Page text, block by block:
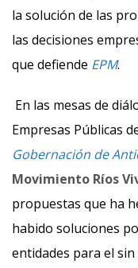
la solución de las
las decisiones
que defiende EPM.
En las mesas de
Empresas Públicas
Gobernación de
Movimiento Ríos
propuestas que ha
habido soluciones
entidades para el